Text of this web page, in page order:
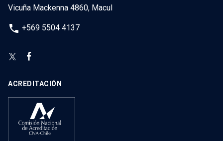
Vicuña Mackenna 4860, Macul
phone +569 5504 4137
ACREDITACIÓN